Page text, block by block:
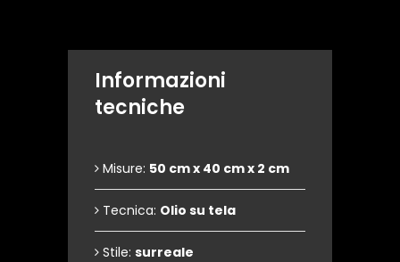
Informazioni
tecniche
Misure: 50 cm x 40 cm x 2 cm
Tecnica: Olio su tela
Stile: surreale